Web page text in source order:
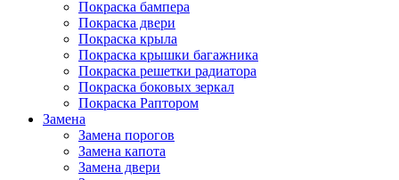
Покраска бампера
Покраска двери
Покраска крыла
Покраска крышки багажника
Покраска решетки радиатора
Покраска боковых зеркал
Покраска Раптором
Замена
Замена порогов
Замена капота
Замена двери